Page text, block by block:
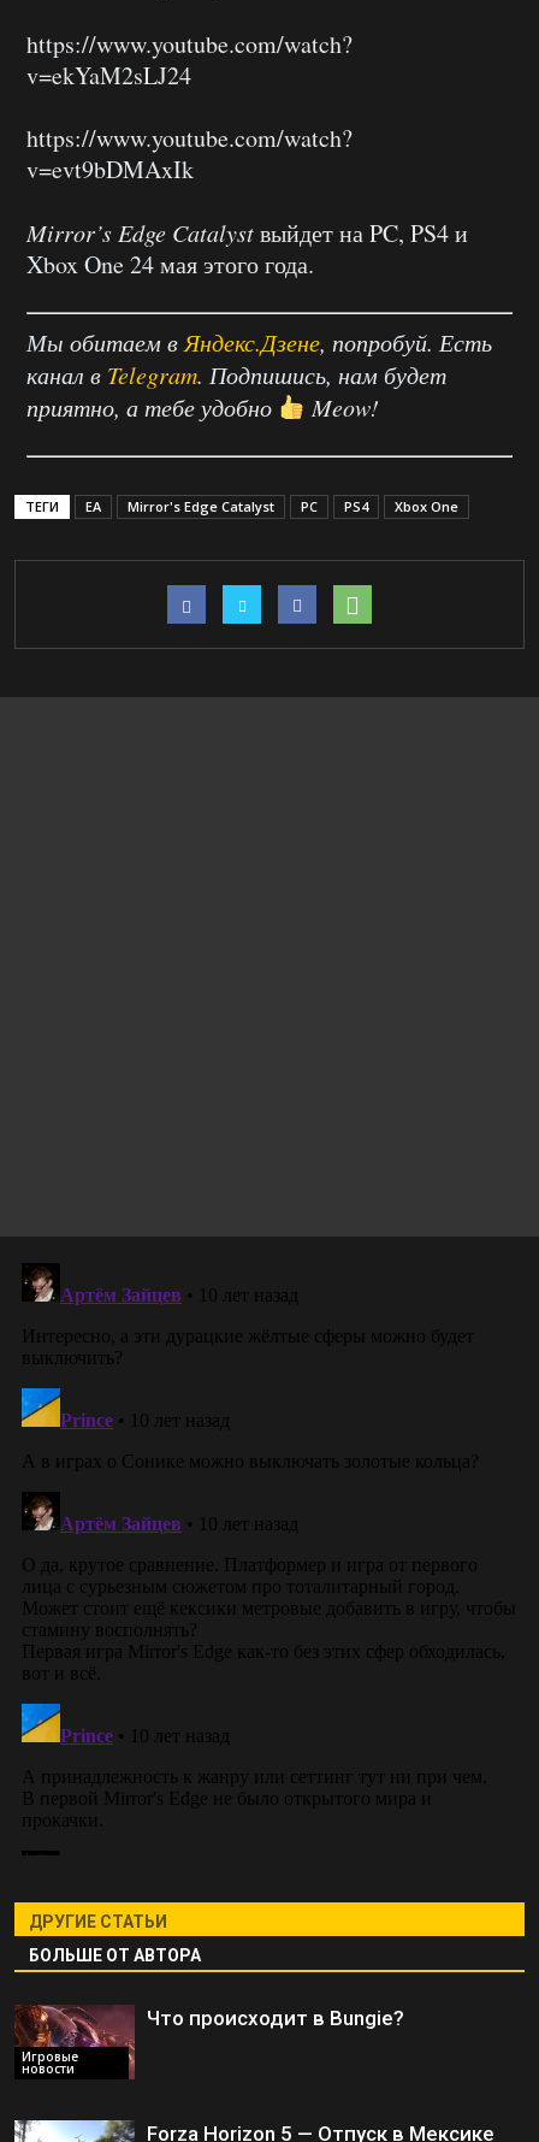
https://www.youtube.com/watch?
v=ekYaM2sLJ24
https://www.youtube.com/watch?
v=evt9bDMAxIk
Mirror’s Edge Catalystвыйдет на PC, PS4 и
Xbox One 24 мая этого года.
Мы обитаем вЯндекс.Дзене, попробуй. Есть
канал в Telegram. Подпишись, нам будет
приятно, а тебе удобно
Meow!
ТЕГИ EA Mirror's Edge Catalyst PC PS4 Xbox One
ДРУГИЕ СТАТЬИ
БОЛЬШЕ ОТ АВТОРА
Игровые
новости
Что происходит в Bungie?
Forza Horizon 5 — Отпуск в Мексике